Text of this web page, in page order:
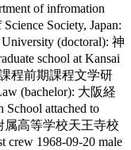
of infromation
Society, Japan:
(doctoral): 神
school at Kansai
程前期課程文学研
(bachelor): 大阪経
School attached to
属高等学校天王寺校
crew 1968-09-20 male